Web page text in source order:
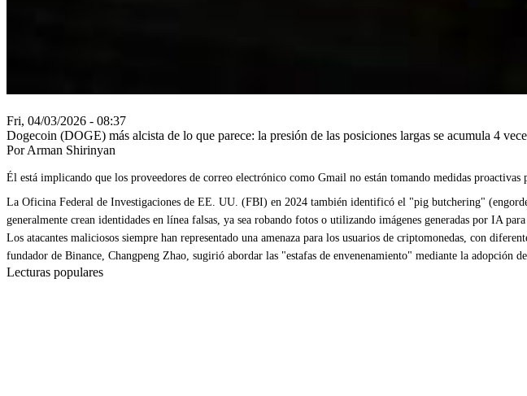
Fri, 04/03/2026 - 08:37
Dogecoin (DOGE) más alcista de lo que parece: la presión de las posiciones largas se acumula 4
Por Arman Shirinyan
Él está implicando que los proveedores de correo electrónico como Gmail no están tomando medidas
La Oficina Federal de Investigaciones de EE. UU. (FBI) en 2024 también identificó el "pig butchering"
generalmente crean identidades en línea falsas, ya sea robando fotos o utilizando imágenes generadas por IA
Los atacantes maliciosos siempre han representado una amenaza para los usuarios de criptomonedas, con
fundador de Binance, Changpeng Zhao, sugirió abordar las "estafas de envenenamiento" mediante la adopción
Lecturas populares